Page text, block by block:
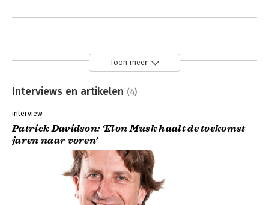
Toon meer
Interviews en artikelen (4)
interview
Patrick Davidson: ‘Elon Musk haalt de toekomst
jaren naar voren’